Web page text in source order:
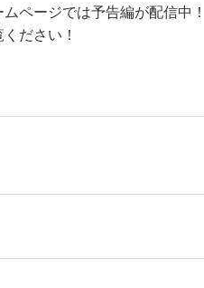
ページでは予告編が配信中！
ださい！